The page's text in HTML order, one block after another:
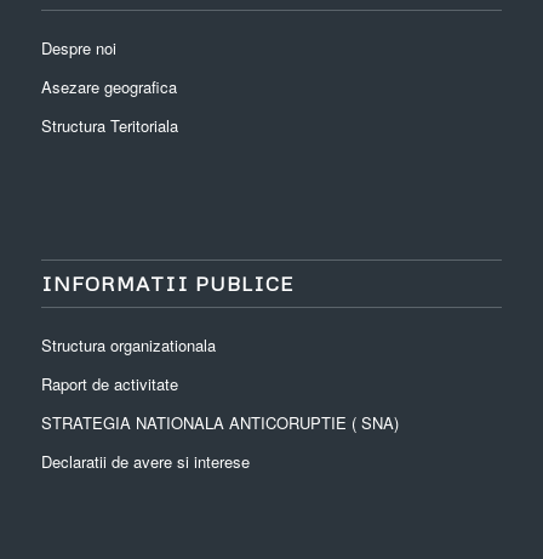
Despre noi
Asezare geografica
Structura Teritoriala
INFORMATII PUBLICE
Structura organizationala
Raport de activitate
STRATEGIA NATIONALA ANTICORUPTIE ( SNA)
Declaratii de avere si interese